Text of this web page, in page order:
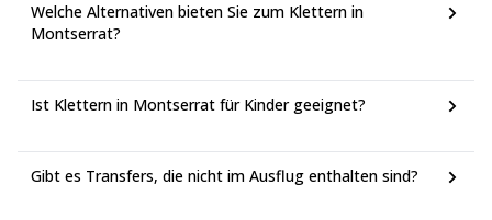
Welche Alternativen bieten Sie zum Klettern in
Montserrat?
Ist Klettern in Montserrat für Kinder geeignet?
Gibt es Transfers, die nicht im Ausflug enthalten sind?